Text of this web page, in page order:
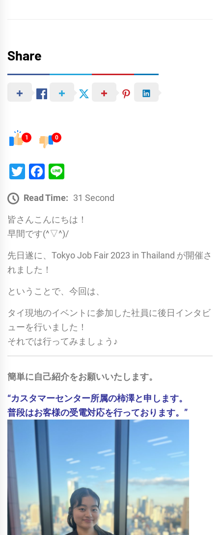
Share
1 0
TwitterFacebook
Read Time: 31 Second
皆さんこんにちは！
早間です(^▽^)/
先日遂に、Tokyo Job Fair 2023 in Thailand が開催さ
れました！
ということで、今回は、
タイ現地のイベントに参加した社員に後日インタビ
ューを行いました！
それでは行ってみましょう♪
簡単に自己紹介をお願いいたします。
“カスタマーセンター所属の柿澤と申します。
普段はお客様の受電対応を行っております。”